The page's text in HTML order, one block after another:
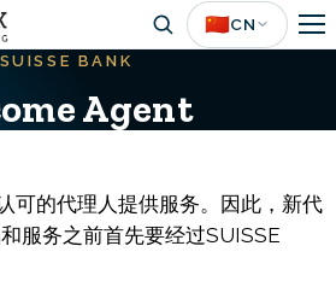
🇨🇳CN
SUISSE BANK
Agent
可的代理人提供服务。因此，新代
服务之前首先要经过SUISSE